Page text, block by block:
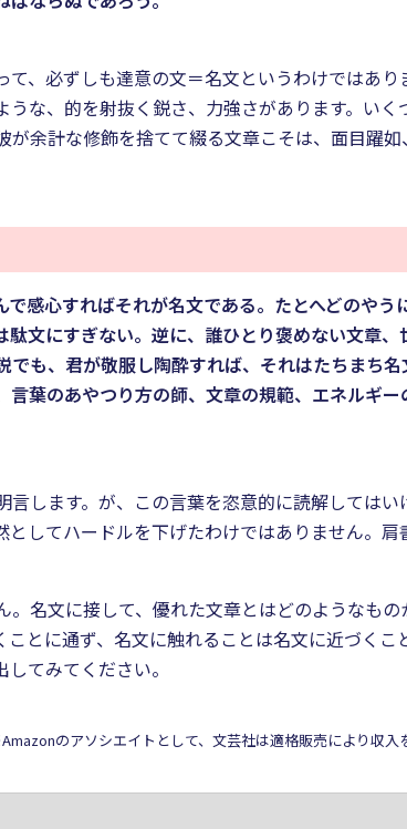
、必ずしも達意の文＝名文というわけではあり
な、的を射抜く鋭さ、力強さがあります。いく
余計な修飾を捨てて綴る文章こそは、面目躍如
感心すればそれが名文である。たとへどのやう
文にすぎない。逆に、誰ひとり褒めない文章、
も、君が敬服し陶酔すれば、それはたちまち名
葉のあやつり方の師、文章の規範、エネルギー
します。が、この言葉を恣意的に読解してはい
してハードルを下げたわけではありません。肩
名文に接して、優れた文章とはどのようなもの
に通ず、名文に触れることは名文に近づくこと
てみてください。
のアソシエイトとして、文芸社は適格販売により収入